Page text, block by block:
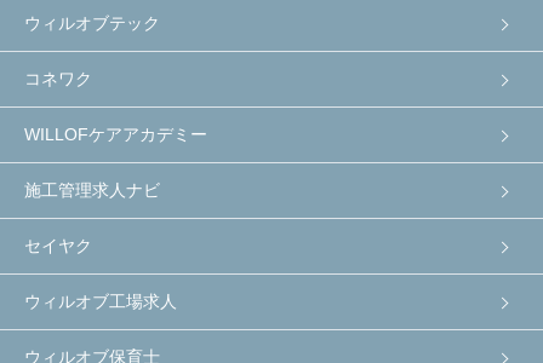
ウィルオブテック
コネワク
WILLOFケアアカデミー
施工管理求人ナビ
セイヤク
ウィルオブ工場求人
ウィルオブ保育士